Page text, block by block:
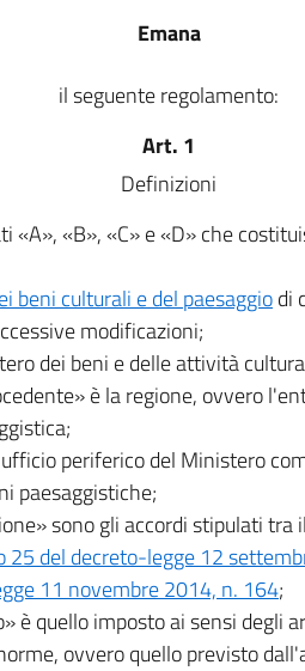
Emana
il seguente regolamento:
Art. 1
Definizioni
«A», «B», «C» e «D» che
beni culturali e del paesaggiodi
modificazioni;
dei beni e delle attività
è la regione, ovvero
periferico del Ministero
paesaggistiche;
sono gli accordi stipulati
25 del decreto-legge 12
11 novembre 2014, n. 164;
è quello imposto ai sensi degli
ovvero quello previsto